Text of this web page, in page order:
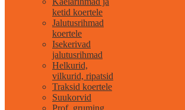
ketid koertele
Jalutusrihmad
koertele
Isekerivad
jalutusrihmad
Helkurid,
vilkurid, ripatsid
Traksid koertele
Suukorvid
Prof. gruming